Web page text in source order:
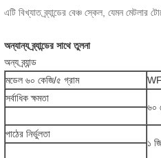
এটি বিখ্যাত ব্র্যান্ডের বেঞ্চ স্কেল, যেমন
অন্যান্য ব্র্যান্ডের সাথে তুলনা
অন্য ব্র্যান্ড
মডেল ৬০ কেজি/৫ গ্রাম
সর্বাধিক ক্ষমতা
৬০
পাঠের নির্ভুলতা
১ জি